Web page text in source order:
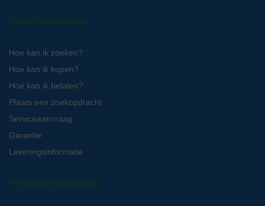
Kopersinformatie
Hoe kan ik zoeken?
Hoe kan ik kopen?
Hoe kan ik betalen?
Plaats een zoekopdracht
Serviceaanvraag
Garantie
Leveringsinformatie
Verkopersinformatie